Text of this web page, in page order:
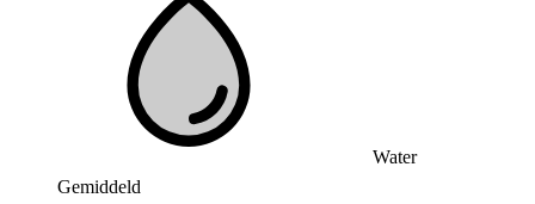
Water
Gemiddeld